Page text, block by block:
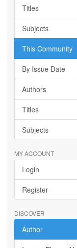
Titles
Subjects
This Community
By Issue Date
Authors
Titles
Subjects
MY ACCOUNT
Login
Register
DISCOVER
Author